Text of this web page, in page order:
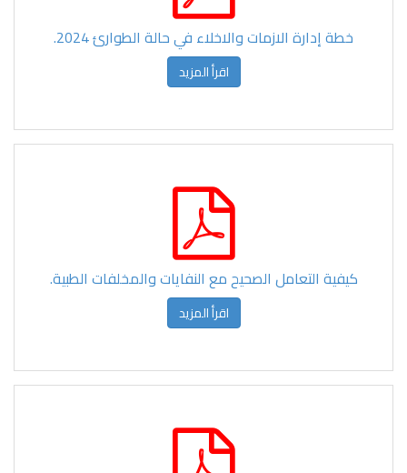
خطة إدارة الازمات والاخلاء في حالة الطوارئ 2024.
اقرأ المزيد
كيفية التعامل الصحيح مع النفايات والمخلفات الطبية.
اقرأ المزيد